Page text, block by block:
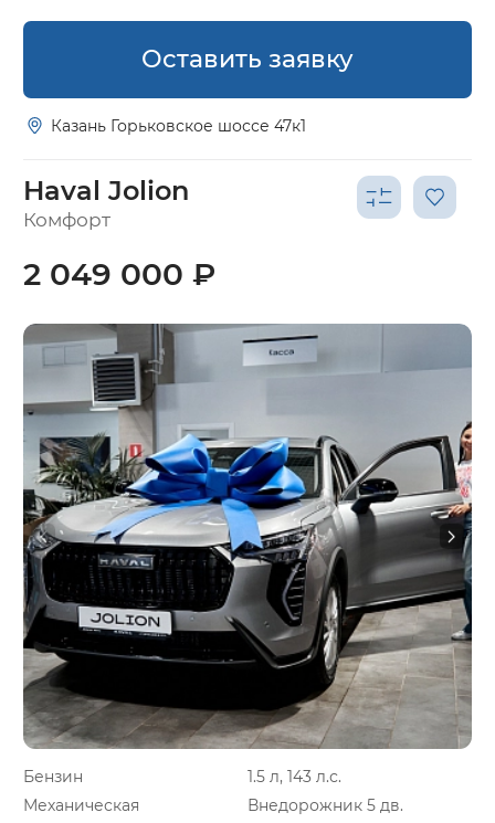
Оставить заявку
Казань Горьковское шоссе 47к1
Haval Jolion
Комфорт
Бензин
1.5 л, 143 л.с.
Механическая
Внедорожник 5 дв.
2 049 000 ₽